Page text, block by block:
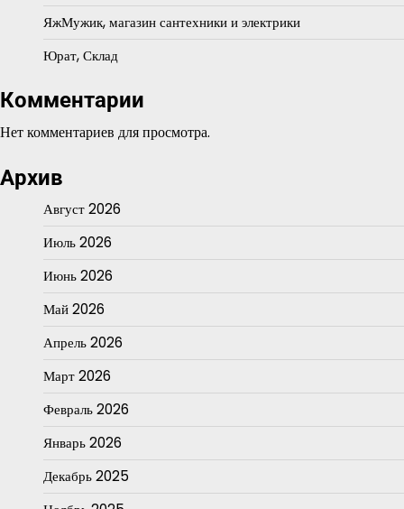
ЯжМужик, магазин сантехники и электрики
Юрат, Склад
Комментарии
Нет комментариев для просмотра.
Архив
Август 2026
Июль 2026
Июнь 2026
Май 2026
Апрель 2026
Март 2026
Февраль 2026
Январь 2026
Декабрь 2025